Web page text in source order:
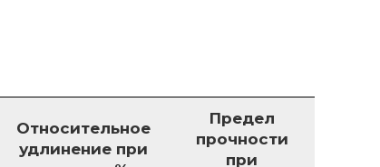
Относительное
удлинение при
Предел
прочности
при